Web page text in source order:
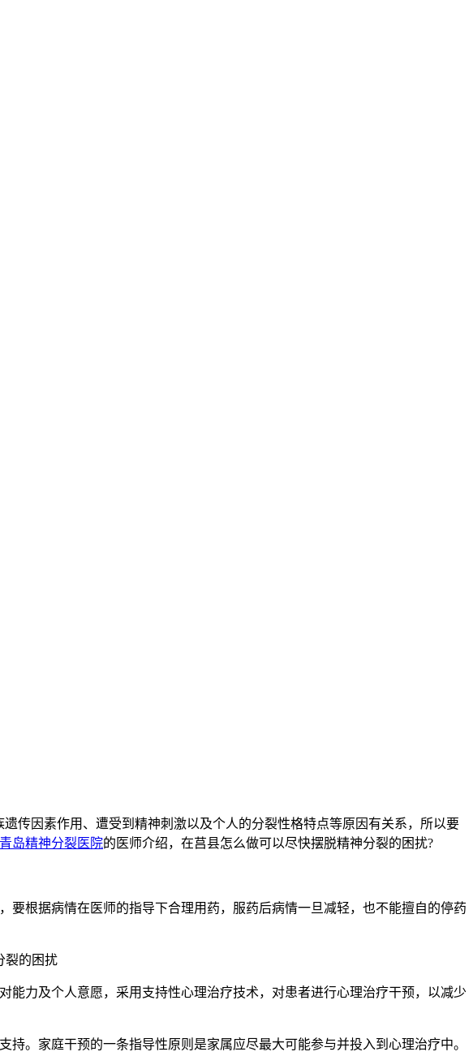
传因素作用、遭受到精神刺激以及个人的分裂性格特点等原因有关系，所以要
青岛精神分裂医院的医师介绍，在莒县怎么做可以尽快摆脱精神分裂的困扰?
要根据病情在医师的指导下合理用药，服药后病情一旦减轻，也不能擅自的停药
能力及个人意愿，采用支持性心理治疗技术，对患者进行心理治疗干预，以减少
持。家庭干预的一条指导性原则是家属应尽最大可能参与并投入到心理治疗中。